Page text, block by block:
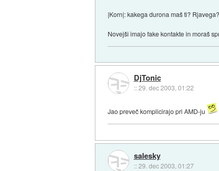
|Korn|: kakega durona maš ti?
Novejši imajo fake kontakte in moraš
DjTonic
::29. dec 2003, 01:22
Jao preveč komplicirajo pri AMD-ju
salesky
::29. dec 2003, 01:27